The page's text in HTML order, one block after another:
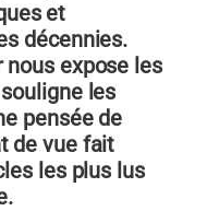
et
décennies.
nous expose les
les
pensée de
de vue fait
les plus lus